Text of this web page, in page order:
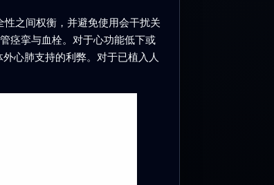
之间权衡，并避免使用会干扰关
痉挛与血栓。对于心功能低下或
心肺支持的利弊。对于已植入人